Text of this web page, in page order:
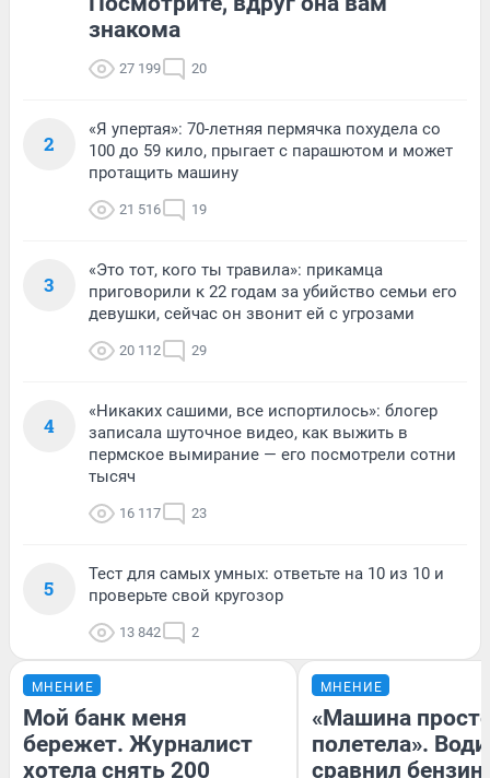
знакома
27 199 20
2
«Я упертая»: 70-летняя пермячка похудела со
100 до 59 кило, прыгает с парашютом и может
протащить машину
21 516 19
3
«Это тот, кого ты травила»: прикамца
приговорили к 22 годам за убийство семьи его
девушки, сейчас он звонит ей с угрозами
20 112 29
4
«Никаких сашими, все испортилось»: блогер
записала шуточное видео, как выжить в
пермское вымирание — его посмотрели сотни
тысяч
16 117 23
5
Тест для самых умных: ответьте на 10 из 10 и
проверьте свой кругозор
13 842 2
МНЕНИЕ
Мой банк меня
бережет. Журналист
хотела снять 200
МНЕНИЕ
«Машина
полетела».
сравнил бензин